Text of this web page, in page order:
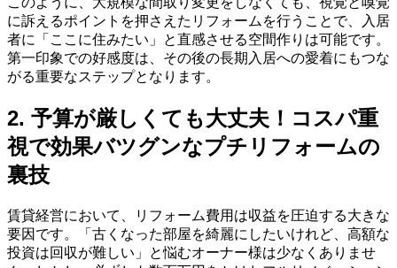
に訴えるポイントを押さえたリフォームを行うことで、入居
者に「ここに住みたい」と直感させる空間作りは可能です。
第一印象での好感度は、その後の長期入居への愛着にもつな
がる重要なステップとなります。
2. 予算が厳しくても大丈夫！コスパ重
視で効果バツグンなプチリフォームの
裏技
賃貸経営において、リフォーム費用は収益を圧迫する大きな
要因です。「古くなった部屋を綺麗にしたいけれど、高額な
投資は回収が難しい」と悩むオーナー様は少なくありませ